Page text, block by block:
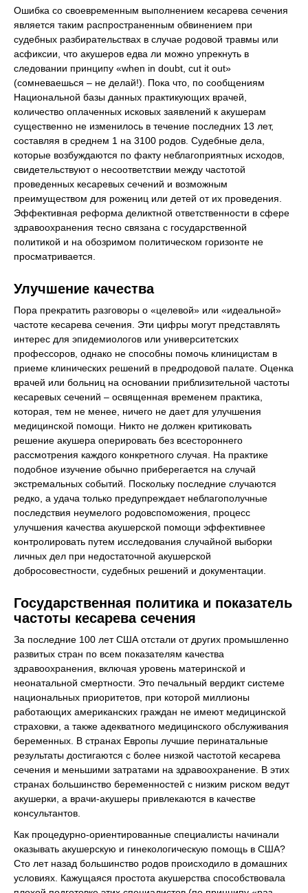
Ошибка со своевременным выполнением кесарева сечения
является таким распространенным обвинением при
судебных разбирательствах в случае родовой травмы или
асфиксии, что акушеров едва ли можно упрекнуть в
следовании принципу «when in doubt, cut it out»
(сомневаешься – не делай!). Пока что, по сообщениям
Национальной базы данных практикующих врачей,
количество оплаченных исковых заявлений к акушерам
существенно не изменилось в течение последних 13 лет,
составляя в среднем 1 на 3100 родов. Судебные дела,
которые возбуждаются по факту неблагоприятных исходов,
свидетельствуют о несоответствии между частотой
проведенных кесаревых сечений и возможным
преимуществом для рожениц или детей от их проведения.
Эффективная реформа деликтной ответственности в сфере
здравоохранения тесно связана с государственной
политикой и на обозримом политическом горизонте не
просматривается.
Улучшение качества
Пора прекратить разговоры о «целевой» или «идеальной»
частоте кесарева сечения. Эти цифры могут представлять
интерес для эпидемиологов или университетских
профессоров, однако не способны помочь клиницистам в
приеме клинических решений в предродовой палате. Оценка
врачей или больниц на основании приблизительной частоты
кесаревых сечений – освященная временем практика,
которая, тем не менее, ничего не дает для улучшения
медицинской помощи. Никто не должен критиковать
решение акушера оперировать без всестороннего
рассмотрения каждого конкретного случая. На практике
подобное изучение обычно приберегается на случай
экстремальных событий. Поскольку последние случаются
редко, а удача только предупреждает неблагополучные
последствия неумелого родовспоможения, процесс
улучшения качества акушерской помощи эффективнее
контролировать путем исследования случайной выборки
личных дел при недостаточной акушерской
добросовестности, судебных решений и документации.
Государственная политика и показатель
частоты кесарева сечения
За последние 100 лет США отстали от других промышленно
развитых стран по всем показателям качества
здравоохранения, включая уровень материнской и
неонатальной смертности. Это печальный вердикт системе
национальных приоритетов, при которой миллионы
работающих американских граждан не имеют медицинской
страховки, а также адекватного медицинского обслуживания
беременных. В странах Европы лучшие перинатальные
результаты достигаются с более низкой частотой кесарева
сечения и меньшими затратами на здравоохранение. В этих
странах большинство беременностей с низким риском ведут
акушерки, а врачи-акушеры привлекаются в качестве
консультантов.
Как процедурно-ориентированные специалисты начинали
оказывать акушерскую и гинекологическую помощь в США?
Сто лет назад большинство родов происходило в домашних
условиях. Кажущаяся простота акушерства способствовала